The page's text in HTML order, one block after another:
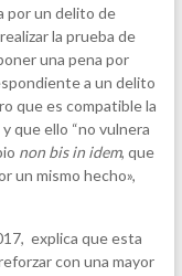
por un delito de
la prueba de
una pena por
a un delito
que es compatible la
que ello “no vulnera
non bis in idem, que
un mismo hecho»,
explica que esta
con una mayor